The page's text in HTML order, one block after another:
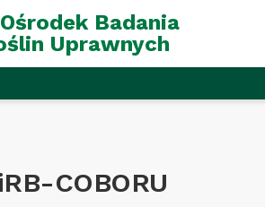
Badania
Uprawnych
COBORU